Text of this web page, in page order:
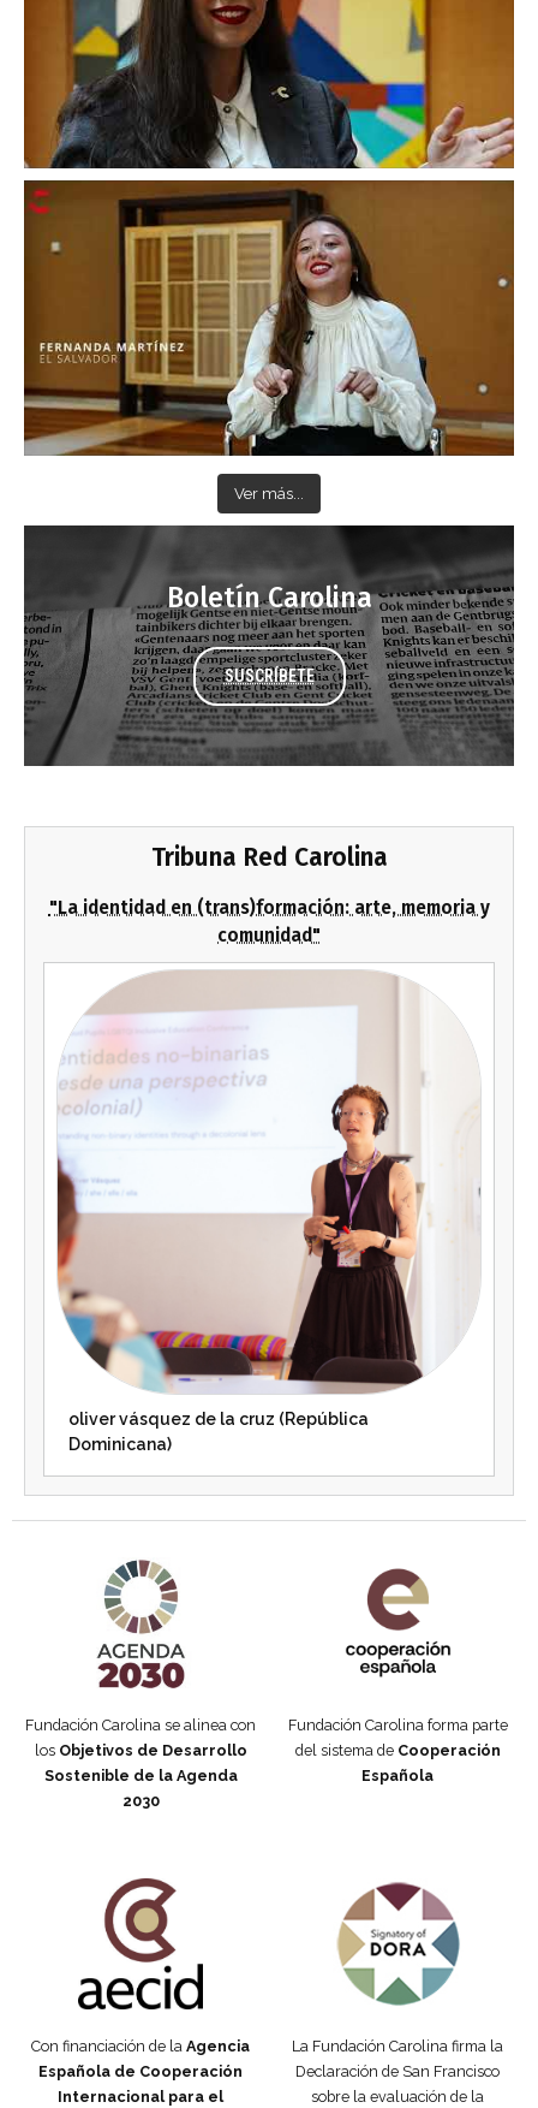
Ver más...
Boletín Carolina
SUSCRÍBETE
Tribuna Red Carolina
"La identidad en (trans)formación: arte, memoria y
comunidad"
oliver vásquez de la cruz (República
Dominicana)
Fundación Carolina se alinea con
los Objetivos de Desarrollo
Sostenible de la Agenda
2030
Fundación Carolina forma parte
del sistema de Cooperación
Española
Con financiación de la Agencia
Española de Cooperación
Internacional para el
La Fundación Carolina firma la
Declaración de San Francisco
sobre la evaluación de la